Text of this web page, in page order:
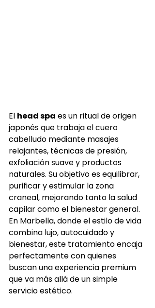
El head spa es un ritual de origen
japonés que trabaja el cuero
cabelludo mediante masajes
relajantes, técnicas de presión,
exfoliación suave y productos
naturales. Su objetivo es equilibrar,
purificar y estimular la zona
craneal, mejorando tanto la salud
capilar como el bienestar general.
En Marbella, donde el estilo de vida
combina lujo, autocuidado y
bienestar, este tratamiento encaja
perfectamente con quienes
buscan una experiencia premium
que va más allá de un simple
servicio estético.